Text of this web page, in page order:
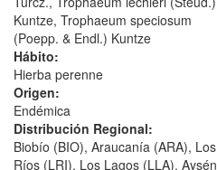
Kuntze, Trophaeum speciosum
(Poepp. & Endl.) Kuntze
Hábito:
Hierba perenne
Origen:
Endémica
Distribución Regional:
Biobío (BIO), Araucanía (ARA), Los
Ríos (LRI), Los Lagos (LLA), Aysén